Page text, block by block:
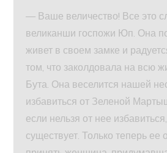
— Ваше величество! Все это
великанши госпожи Юп. Она
живет в своем замке и
том, что заколдовала на всю
Бута. Она веселится нашей
избавиться от Зеленой
если нельзя от нее
существует. Только теперь ее